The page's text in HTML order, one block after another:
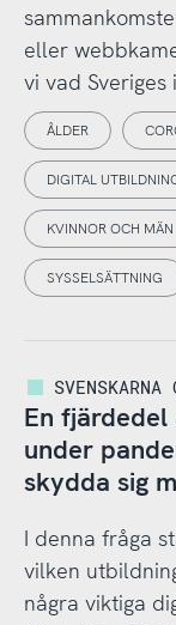
eller
vi vad
ÅLDER
DIGITAL
KVINNOR OCH MÄN
SYSSELSÄTTNING
En
under
skydda sig
I denna fråga
vilken
några viktiga